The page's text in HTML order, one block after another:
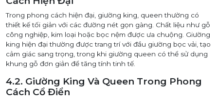
Trong phong cách hiện đại, giường king, queen thường có
thiết kế tối giản với các đường nét gọn gàng. Chất liệu như gỗ
công nghiệp, kim loại hoặc bọc nệm được ưa chuộng. Giường
king hiện đại thường được trang trí với đầu giường bọc vải, tạo
cảm giác sang trọng, trong khi giường queen có thể sử dụng
khung gỗ đơn giản để tăng tính tinh tế.
4.2. Giường King Và Queen Trong Phong
Cách Cổ Điển